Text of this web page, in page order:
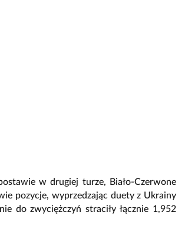
w drugiej turze, Biało-Czerwone
pozycje, wyprzedzając duety z Ukrainy
do zwyciężczyń straciły łącznie 1,952